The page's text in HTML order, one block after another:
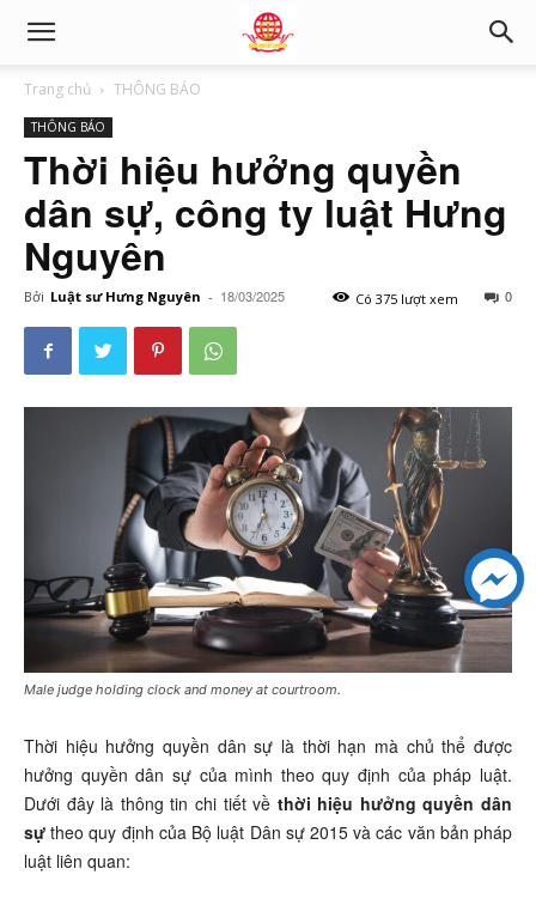
Trang chủ THÔNG BÁO
THÔNG BÁO
Thời hiệu hưởng quyền
dân sự, công ty luật Hưng
Nguyên
Bởi Luật sư Hưng Nguyên - 18/03/2025 0
Có 375 lượt xem
Male judge holding clock and money at courtroom.
Thời hiệu hưởng quyền dân sự là thời hạn mà chủ thể được
hưởng quyền dân sự của mình theo quy định của pháp luật.
Dưới đây là thông tin chi tiết về thời hiệu hưởng quyền dân
sự theo quy định của Bộ luật Dân sự 2015 và các văn bản pháp
luật liên quan: